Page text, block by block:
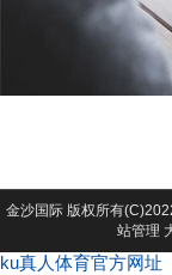
金沙国际 版权所有
站管理
ku真人体育官方网址